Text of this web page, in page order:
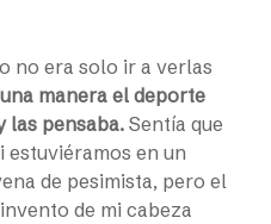
no era solo ir a verlas
manera el deporte
las pensaba. Sentía que
estuviéramos en un
de pesimista, pero el
de mi cabeza